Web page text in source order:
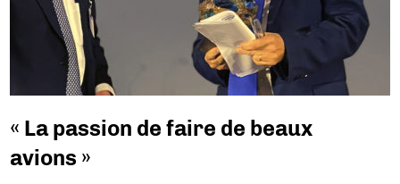
« La passion de faire de beaux
avions »